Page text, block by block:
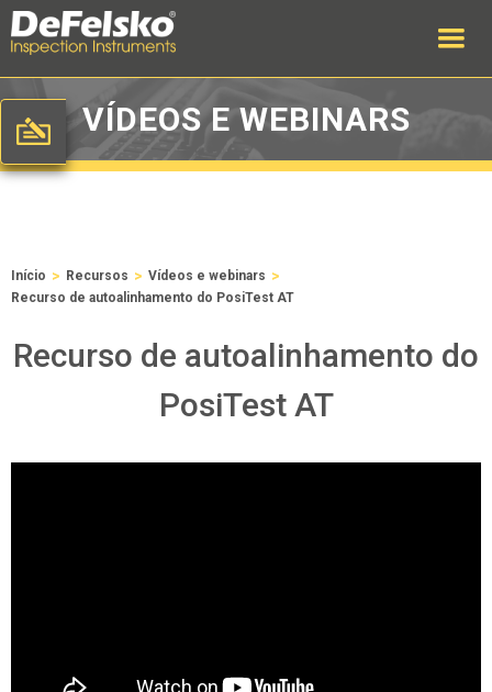
VÍDEOS E WEBINARS
Início > Recursos > Vídeos e webinars >
Recurso de autoalinhamento do PosiTest AT
Recurso de autoalinhamento do
PosiTest AT